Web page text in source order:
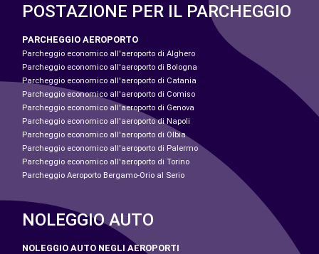
POSTAZIONE PER IL PARCHEGGIO
PARCHEGGIO AEROPORTO
Parcheggio economico all'aeroporto di Alghero
Parcheggio economico all'aeroporto di Bologna
Parcheggio economico all'aeroporto di Catania
Parcheggio economico all'aeroporto di Comiso
Parcheggio economico all'aeroporto di Genova
Parcheggio economico all'aeroporto di Napoli
Parcheggio economico all'aeroporto di Olbia
Parcheggio economico all'aeroporto di Palermo
Parcheggio economico all'aeroporto di Torino
Parcheggio Aeroporto Bergamo-Orio al Serio
NOLEGGIO AUTO
NOLEGGIO AUTO NEGLI AEROPORTI